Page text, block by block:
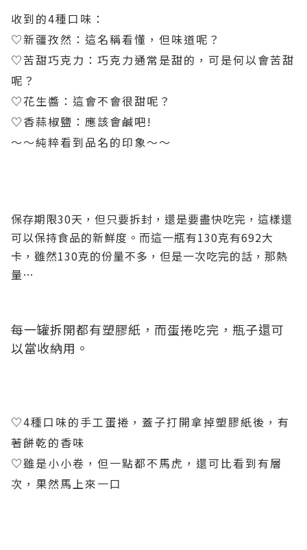
收到的4種口味：
♡新疆孜然：這名稱看懂，但味道呢？
♡苦甜巧克力：巧克力通常是甜的，可是何以會苦甜
呢？
♡花生醬：這會不會很甜呢？
♡香蒜椒鹽：應該會鹹吧!
～～純粹看到品名的印象～～
保存期限30天，但只要拆封，還是要盡快吃完，這樣還
可以保持食品的新鮮度。而這一瓶有130克有692大
卡，雖然130克的份量不多，但是一次吃完的話，那熱
量…
每一罐拆開都有塑膠紙，而蛋捲吃完，瓶子還可
以當收納用。
♡4種口味的手工蛋捲，蓋子打開拿掉塑膠紙後，有
著餅乾的香味
♡雖是小小卷，但一點都不馬虎，還可比看到有層
次，果然馬上來一口